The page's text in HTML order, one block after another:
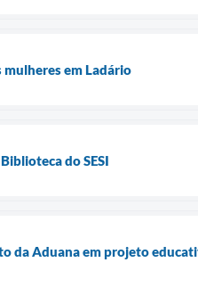
em Ladário
do SESI
da Aduana em projeto